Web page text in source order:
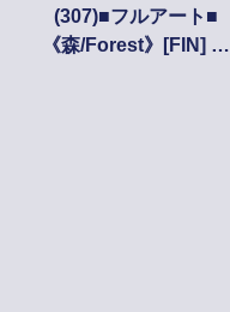
(307)■フルアート■
《森/Forest》[FIN] 土